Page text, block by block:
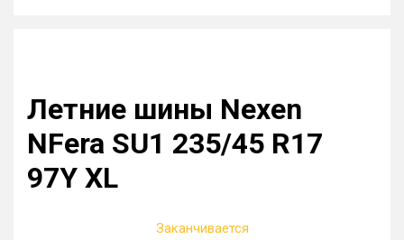
Летние шины Nexen
NFera SU1 235/45 R17
97Y XL
Заканчивается